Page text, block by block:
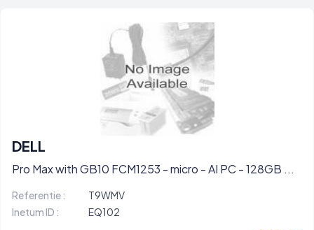
DELL
Pro Max with GB10 FCM1253 - micro - AI PC - 128GB ...
Referentie :
T9WMV
Inetum ID :
EQ102